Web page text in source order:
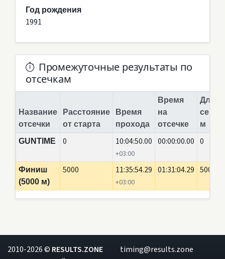
Год рождения
1991
Промежуточные результаты по
отсечкам
Название
отсечки
Расстояние
от старта
Время
прохода
Время
на
отсечке
Длина
м
GUNTIME
0 10:04:50.00
+03:00
00:00:00.00 0
Финиш
(5000 м)
5000 11:35:54.29
+03:00
01:31:04.29 5000
2010-2026 © RESULTS.ZONE
timing@results.zone